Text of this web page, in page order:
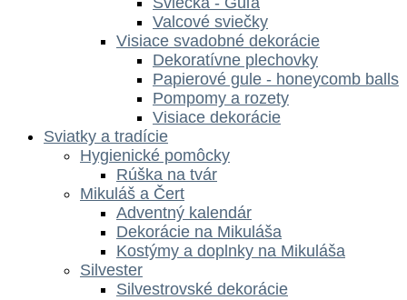
Valcové sviečky
Visiace svadobné dekorácie
Dekoratívne plechovky
Papierové gule - honeycomb balls
Pompomy a rozety
Visiace dekorácie
Sviatky a tradície
Hygienické pomôcky
Rúška na tvár
Mikuláš a Čert
Adventný kalendár
Dekorácie na Mikuláša
Kostýmy a doplnky na Mikuláša
Silvester
Silvestrovské dekorácie